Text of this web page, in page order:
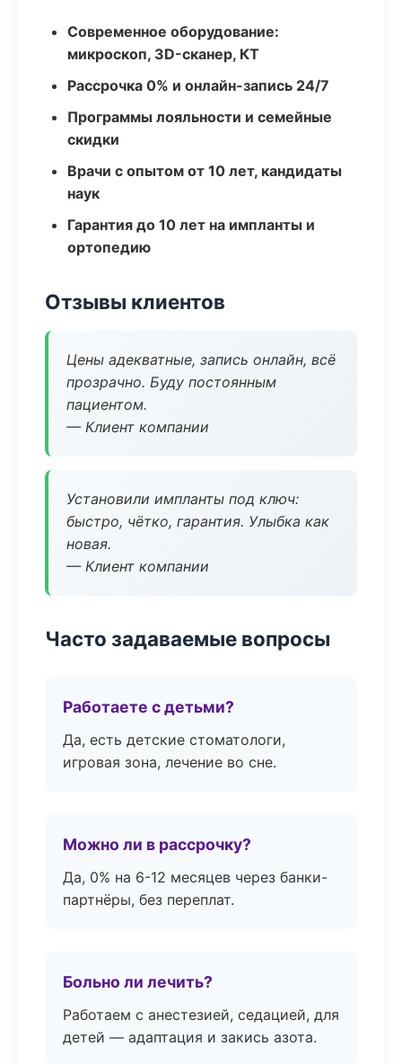
Современное оборудование:
микроскоп, 3D-сканер, КТ
Рассрочка 0% и онлайн-запись 24/7
Программы лояльности и семейные
скидки
Врачи с опытом от 10 лет, кандидаты
наук
Гарантия до 10 лет на импланты и
ортопедию
Отзывы клиентов
Цены адекватные, запись онлайн, всё
прозрачно. Буду постоянным
пациентом.
— Клиент компании
Установили импланты под ключ:
быстро, чётко, гарантия. Улыбка как
новая.
— Клиент компании
Часто задаваемые вопросы
Работаете с детьми?
Да, есть детские стоматологи,
игровая зона, лечение во сне.
Можно ли в рассрочку?
Да, 0% на 6-12 месяцев через банки-
партнёры, без переплат.
Больно ли лечить?
Работаем с анестезией, седацией, для
детей — адаптация и закись азота.